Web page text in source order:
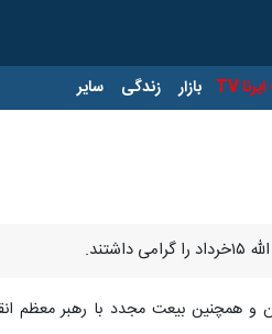
ایرنا TV بازار زندگی سایر
و همچنین بیعت مجدد با رهبر معظم